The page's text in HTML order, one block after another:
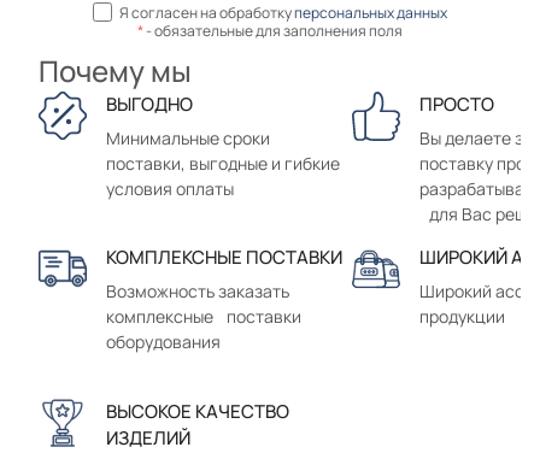
Я согласен на обработкуперсональных данных
*- обязательные для заполнения поля
Почему мы
ВЫГОДНО
Минимальные сроки
поставки, выгодные и гибкие
условия оплаты
ПРОСТО
Вы делаете
поставку
для Вас
КОМПЛЕКСНЫЕ ПОСТАВКИ
Возможность заказать
комплексные поставки
оборудования
ШИРОКИЙ
Широкий
продукции
ВЫСОКОЕ КАЧЕСТВО
ИЗДЕЛИЙ